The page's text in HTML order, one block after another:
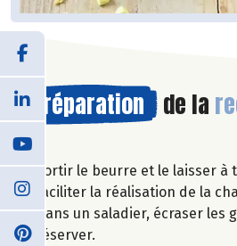
Préparation de la
Sortir le beurre et le laisser à
faciliter la réalisation de la
Dans un saladier, écraser les
réserver.